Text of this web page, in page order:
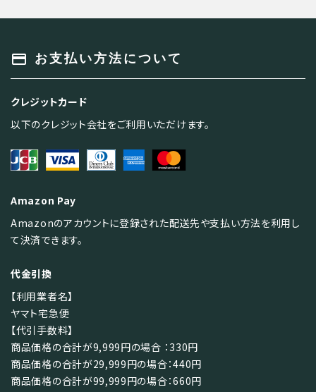
payment お支払い方法について
クレジットカード
以下のクレジット会社をご利用いただけます。
Amazon Pay
Amazonのアカウントに登録された配送先や支払い方法を利用し
て決済できます。
代金引換
【利用業者名】
ヤマト宅急便
【代引手数料】
商品価格の合計が9,999円の場合 ：330円
商品価格の合計が29,999円の場合：440円
商品価格の合計が99,999円の場合：660円